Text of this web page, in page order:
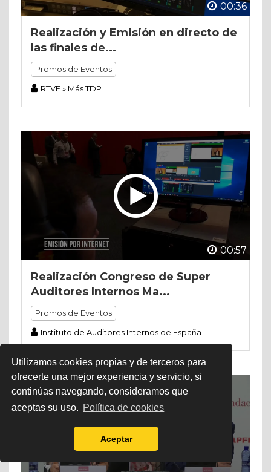
Utilizamos cookies propias y de terceros para
ofrecerte una mejor experiencia y servicio, si
continúas navegando, consideramos que
aceptas su uso. Política de cookies
Aceptar
00:36
Realización y Emisión en directo de
las finales de...
Promos de Eventos
RTVE » Más TDP
00:57
Realización Congreso de Super
Auditores Internos Ma...
Promos de Eventos
Instituto de Auditores Internos de España